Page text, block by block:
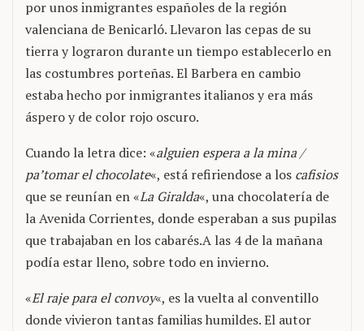
por unos inmigrantes españoles de la región
valenciana de Benicarló. Llevaron las cepas de su
tierra y lograron durante un tiempo establecerlo en
las costumbres porteñas. El Barbera en cambio
estaba hecho por inmigrantes italianos y era más
áspero y de color rojo oscuro.
Cuando la letra dice: «alguien espera a la mina /
pa’tomar el chocolate«, está refiriendose a los cafisios
que se reunían en «La Giralda«, una chocolatería de
la Avenida Corrientes, donde esperaban a sus pupilas
que trabajaban en los cabarés.A las 4 de la mañana
podía estar lleno, sobre todo en invierno.
«El raje para el convoy«, es la vuelta al conventillo
donde vivieron tantas familias humildes. El autor